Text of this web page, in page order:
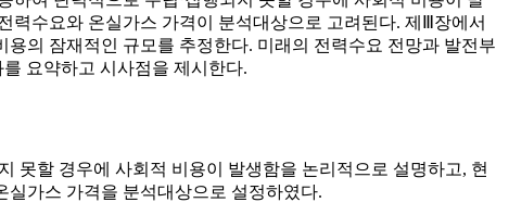
수요와 온실가스 가격이 분석대상으로 고려된다. 제Ⅲ장에서
의 잠재적인 규모를 추정한다. 미래의 전력수요 전망과 발전부
요약하고 시사점을 제시한다.
못할 경우에 사회적 비용이 발생함을 논리적으로 설명하고, 현
가스 가격을 분석대상으로 설정하였다.